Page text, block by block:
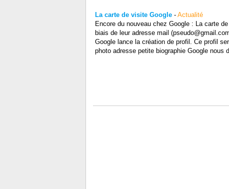
La carte de visite Google- Actualité
Encore du nouveau chez Google : La carte
biais de leur adresse mail
Google lance la création de profil. Ce profil
photo adresse petite biographie Google